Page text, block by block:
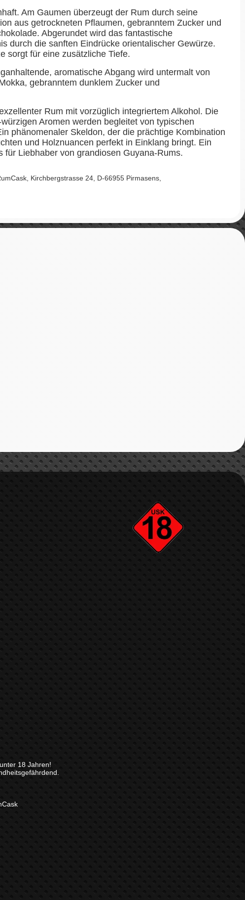
Am Gaumen überzeugt der Rum durch seine
aus getrockneten Pflaumen, gebranntem Zucker und
Abgerundet wird das fantastische
durch die sanften Eindrücke orientalischer Gewürze.
sorgt für eine zusätzliche Tiefe.
aromatische Abgang wird untermalt von
gebranntem dunklem Zucker und
Rum mit vorzüglich integriertem Alkohol. Die
Aromen werden begleitet von typischen
phänomenaler Skeldon, der die prächtige Kombination
und Holznuancen perfekt in Einklang bringt. Ein
für Liebhaber von grandiosen Guyana-Rums.
Kirchbergstrasse 24, D-66955 Pirmasens,
18 Jahren!